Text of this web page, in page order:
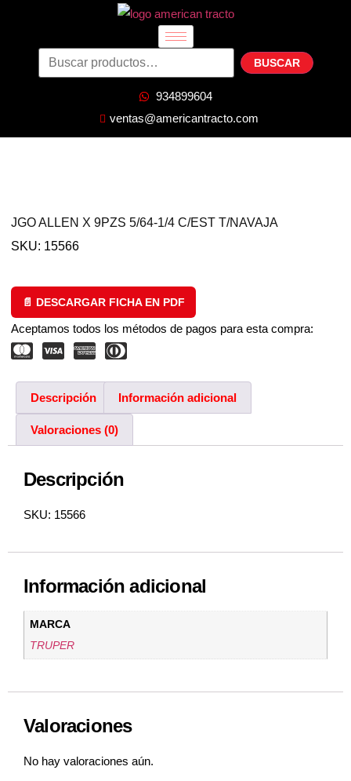
BUSCAR
934899604
ventas@americantracto.com
JGO ALLEN X 9PZS 5/64-1/4 C/EST T/NAVAJA
SKU: 15566
📄 DESCARGAR FICHA EN PDF
Aceptamos todos los métodos de pagos para esta compra:
Descripción Información adicional
Valoraciones (0)
Descripción
SKU: 15566
Información adicional
MARCA
TRUPER
Valoraciones
No hay valoraciones aún.